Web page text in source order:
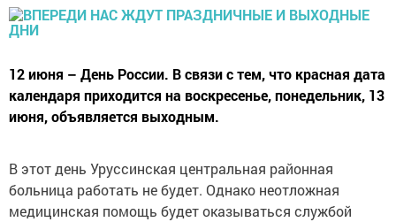
12 июня – День России. В связи с тем, что красная дата
календаря приходится на воскресенье, понедельник, 13
июня, объявляется выходным.
В этот день Уруссинская центральная районная
больница работать не будет. Однако неотложная
медицинская помощь будет оказываться службой